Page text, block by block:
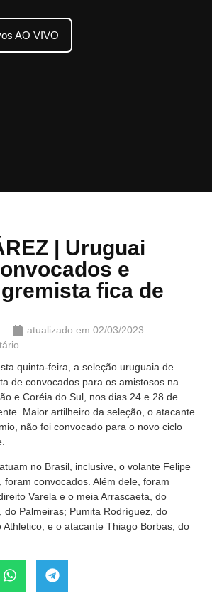
AO VIVO
| Uruguai
e
fica de
atualizado em 02/03/2023
quinta-feira, a seleção uruguaia de
de convocados para os amistosos na
e Coréia do Sul, nos dias 24 e 28 de
Maior artilheiro da seleção, o atacante
não foi convocado para o novo ciclo
no Brasil, inclusive, o volante Felipe
foram convocados. Além dele, foram
Varela e o meia Arrascaeta, do
do Palmeiras; Pumita Rodríguez, do
Athletico; e o atacante Thiago Borbas, do